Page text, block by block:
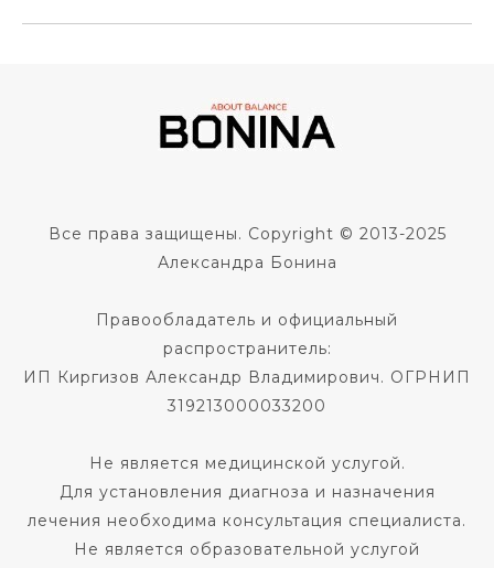
Все права защищены. Copyright © 2013-2025
Александра Бонина
Правообладатель и официальный
распространитель:
ИП Киргизов Александр Владимирович. ОГРНИП
319213000033200
Не является медицинской услугой.
Для установления диагноза и назначения
лечения необходима консультация специалиста.
Не является образовательной услугой